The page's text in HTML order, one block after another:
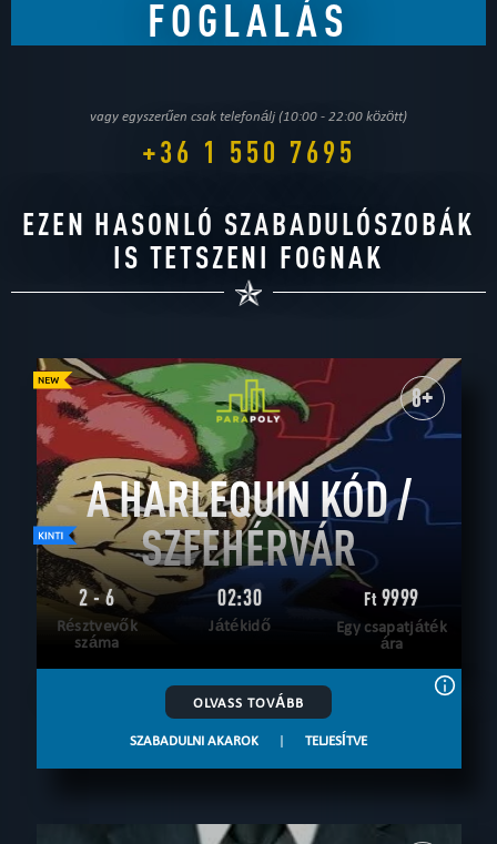
vagy egyszerűen csak telefonálj (10:00 - 22:00 között)
+36 1 550 7695
EZEN HASONLÓ SZABADULÓSZOBÁK
IS TETSZENI FOGNAK
8+
A HARLEQUIN KÓD /
SZFEHÉRVÁR
2 - 6
Résztvevők
száma
02:30
Játékidő
Ft9999
Egy csapatjáték
ára
OLVASS TOVÁBB
SZABADULNI AKAROK | TELJESÍTVE